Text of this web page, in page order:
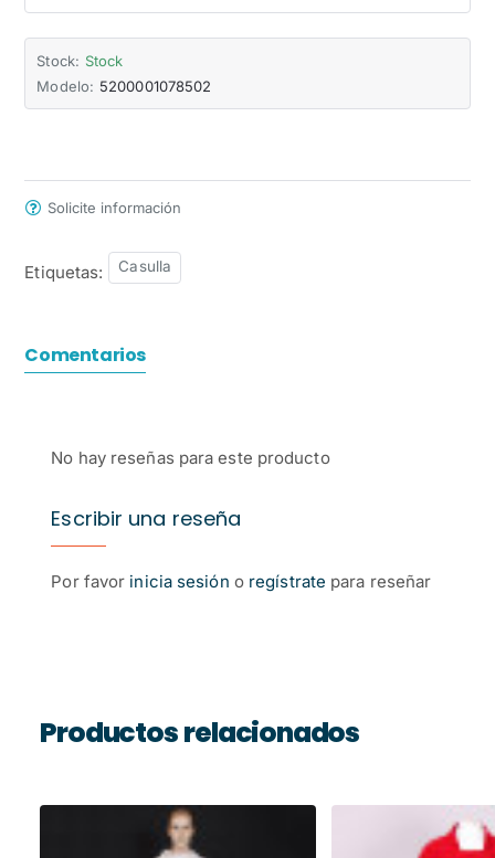
Stock: Stock
Modelo: 5200001078502
Solicite información
Etiquetas: Casulla
Comentarios
No hay reseñas para este producto
Escribir una reseña
Por favor inicia sesión o regístrate para reseñar
Productos relacionados